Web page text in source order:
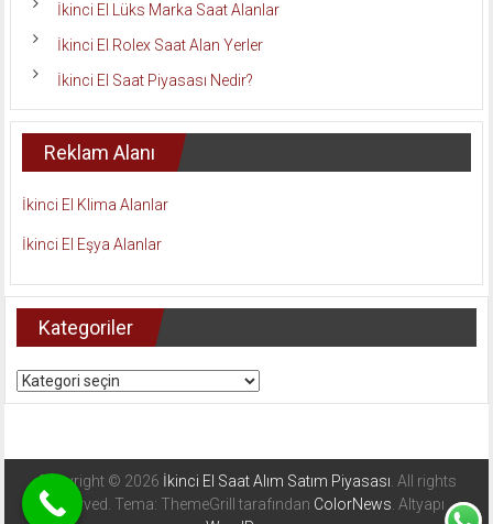
İkinci El Lüks Marka Saat Alanlar
İkinci El Rolex Saat Alan Yerler
İkinci El Saat Piyasası Nedir?
Reklam Alanı
İkinci El Klima Alanlar
İkinci El Eşya Alanlar
Kategoriler
Kategoriler
Copyright © 2026 İkinci El Saat Alım Satım Piyasası. All rights
reserved. Tema: ThemeGrill tarafından ColorNews. Altyapı